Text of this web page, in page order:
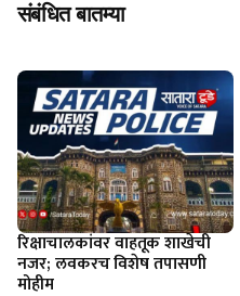
संबंधित बातम्या
रिक्षाचालकांवर वाहतूक शाखेची
नजर; लवकरच विशेष तपासणी
मोहीम